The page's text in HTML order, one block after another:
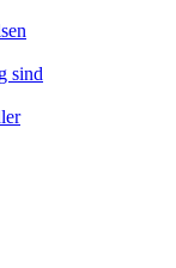
sind